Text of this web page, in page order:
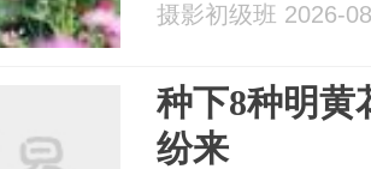
摄影初级班 2026-
种下8种明黄
纷来